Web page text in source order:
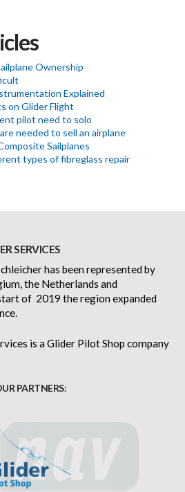
Ownership
Explained
on Glider Flight
pilot need to solo
needed to sell an airplane
Sailplanes
types of fibreglass repair
SERVICES
has been represented by
the Netherlands and
of 2019 the region expanded
is a Glider Pilot Shop company
PARTNERS: